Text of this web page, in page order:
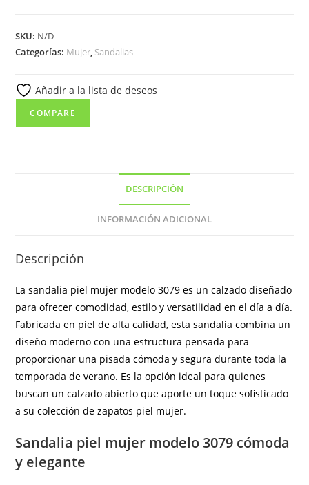
modelo
3079
y
transpirable
cantidad
SKU: N/D
Categorías: Mujer, Sandalias
Añadir a la lista de deseos
COMPARE
DESCRIPCIÓN
INFORMACIÓN ADICIONAL
Descripción
La sandalia piel mujer modelo 3079 es un calzado diseñado
para ofrecer comodidad, estilo y versatilidad en el día a día.
Fabricada en piel de alta calidad, esta sandalia combina un
diseño moderno con una estructura pensada para
proporcionar una pisada cómoda y segura durante toda la
temporada de verano. Es la opción ideal para quienes
buscan un calzado abierto que aporte un toque sofisticado
a su colección de zapatos piel mujer.
Sandalia piel mujer modelo 3079 cómoda
y elegante